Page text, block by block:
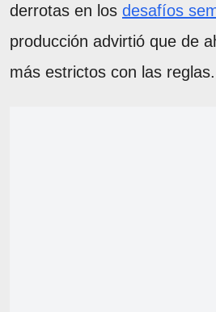
derrotas en los desafíos
producción advirtió que de
más estrictos con las reglas.